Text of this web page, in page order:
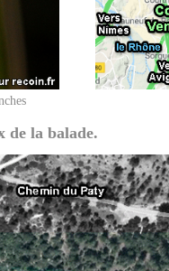
de la balade.